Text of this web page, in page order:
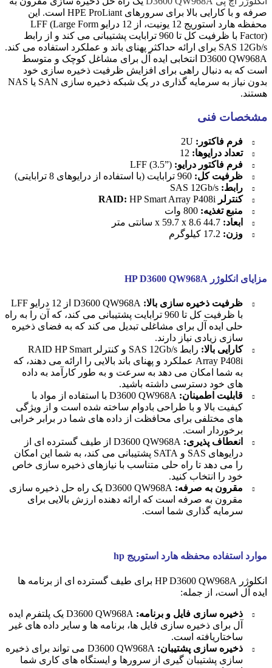
صرفه و با کارایی بالا برای سرورهای HPE ProLiant است. این
محفظه هارد استوریج 12 یونیت، از 12 درایو LFF (Large Form
Factor) با ظرفیت کل تا 960 ترابایت پشتیبانی می کند و از رابط
SAS 12Gb/s برای ارائه حداکثر پهنای باند و عملکرد استفاده می کند.
D3600 QW968A انتخابی ایده آل برای مشاغل کوچک و متوسط ​​
است که به دنبال راهی برای افزایش ظرفیت ذخیره سازی خود
بدون نیاز به سرمایه گذاری در یک شبکه ذخیره سازی SAN یا NAS
هستند.
مشخصات فنی
فرم فاکتور:
تعداد درایوها:
فرم فاکتور درایو:
ظرفیت کل:
رابط:
کنترلر RAID: HP Smart Array P408i
منبع تغذیه:
ابعاد:
وزن:
مزایای انکلوژر HP D3600 QW968A
ظرفیت ذخیره سازی بالا:
D3600 QW968A از 12 درایو LFF
با ظرفیت کل تا 960 ترابایت پشتیبانی می کند، که آن را به راه
حلی ایده آل برای مشاغلی تبدیل می کند که به فضای ذخیره
سازی زیادی نیاز دارند.
کارایی بالا:
رابط SAS 12Gb/s و کنترلر RAID HP Smart
Array P408i عملکرد و پهنای باند بالایی را ارائه می دهند، که
به شما امکان می دهد به سرعت و به طور کارآمد به داده
های خود دسترسی داشته باشید.
قابلیت اطمینان:
D3600 QW968A با استفاده از مواد با
کیفیت بالا و با طراحی بادوام ساخته شده است و از ویژگی
های مختلفی برای محافظت از داده های شما در برابر خرابی
برخوردار است.
انعطاف پذیری:
D3600 QW968A از طیف گسترده ای از
درایوهای SAS و SATA پشتیبانی می کند، به شما این امکان
را می دهد تا راه حلی متناسب با نیازهای ذخیره سازی خاص
خود را انتخاب کنید.
مقرون به صرفه:
D3600 QW968A یک راه حل ذخیره سازی
مقرون به صرفه است که ارائه دهنده ارزش بالایی برای
سرمایه گذاری شما است.
موارد استفاده محفظه هارد استوریج hp
انکلوژر HP D3600 QW968A برای طیف گسترده ای از برنامه ها
ایده آل است، از جمله:
ذخیره سازی فایل و برنامه:
D3600 QW968A یک پلتفرم ایده
آل برای ذخیره سازی فایل ها، برنامه ها و سایر داده های غیر
ساختاریافته است.
ذخیره سازی پشتیبان:
D3600 QW968A می تواند برای ذخیره
سازی پشتیبان گیری از سرورها و ایستگاه های کاری شما